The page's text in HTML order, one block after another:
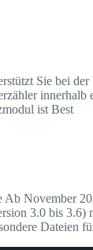
Sie bei der
ist Best
Ab November
3.0 bis 3.6)
Dateien